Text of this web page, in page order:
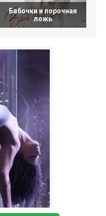
Бабочки и порочная
ложь